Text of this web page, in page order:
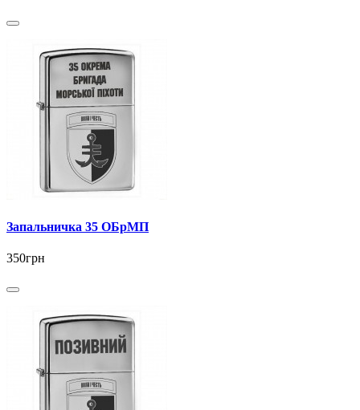
Запальничка 35 ОБрМП
350грн